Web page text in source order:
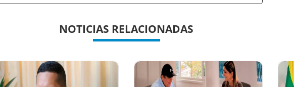
NOTICIAS RELACIONADAS